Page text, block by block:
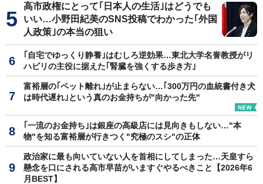
高市政権にとって｢日本人の生活｣はどうでも
いい…小野田紀美のSNS投稿でわかった｢外国
人政策｣の本当の狙い
｢自宅でゆっくり静養｣はむしろ逆効果…東北大学名誉教授がリ
ハビリの主役に据えた｢腎臓を強くする歩き方｣
富裕層の｢ペット離れ｣が止まらない…｢300万円の血統書付き犬
は時代遅れ｣という真のお金持ちが"向かった先"
｢一流のお金持ち｣は銀座の高級店には見向きもしない…"本
物"を知る富裕層が行きつく"究極のスシ"の正体
政治家に最も向いていない人を首相にしてしまった…天皇すら
懸念を口にされる高市早苗がいますぐやるべきこと【2026年6
月BEST】